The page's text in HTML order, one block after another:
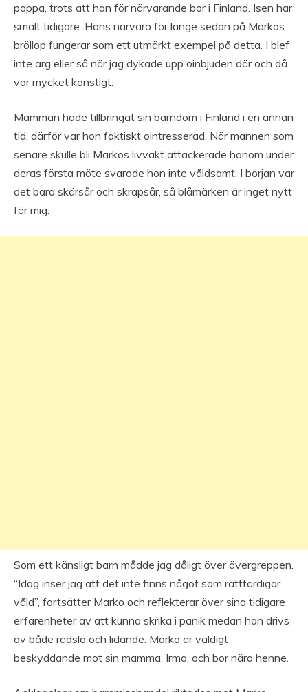
pappa, trots att han för närvarande bor i Finland. Isen har
smält tidigare. Hans närvaro för länge sedan på Markos
bröllop fungerar som ett utmärkt exempel på detta. I blef
inte arg eller så när jag dykade upp oinbjuden där och då
var mycket konstigt.
Mamman hade tillbringat sin barndom i Finland i en annan
tid, därför var hon faktiskt ointresserad. När mannen som
senare skulle bli Markos livvakt attackerade honom under
deras första möte svarade hon inte våldsamt. I början var
det bara skärsår och skrapsår, så blåmärken är inget nytt
för mig.
Som ett känsligt barn mådde jag dåligt över övergreppen.
“Idag inser jag att det inte finns något som rättfärdigar
våld”, fortsätter Marko och reflekterar över sina tidigare
erfarenheter av att kunna skrika i panik medan han drivs
av både rädsla och lidande. Marko är väldigt
beskyddande mot sin mamma, Irma, och bor nära henne.